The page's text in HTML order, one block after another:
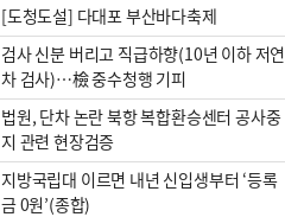
[도청도설] 다대포 부산바다축제
검사 신분 버리고 직급하향(10년 이하 저연
차 검사)…檢 중수청행 기피
법원, 단차 논란 북항 복합환승센터 공사중
지 관련 현장검증
지방국립대 이르면 내년 신입생부터 ‘등록
금 0원’(종합)